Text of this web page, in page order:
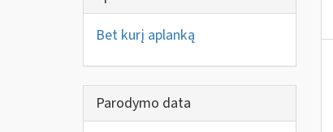
Bet kurį aplanką
Parodymo data